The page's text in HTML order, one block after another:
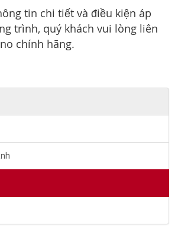
tin chi tiết và điều kiện áp
trình, quý khách vui lòng liên
chính hãng.